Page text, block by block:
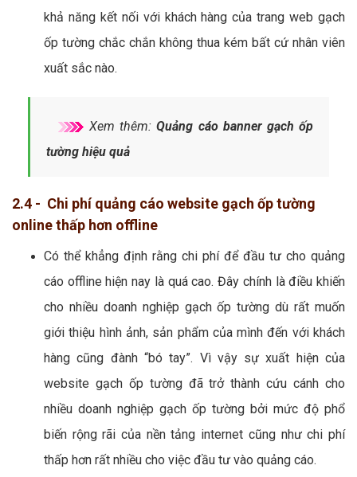
khả năng kết nối với khách hàng của trang web gạch
ốp tường chắc chắn không thua kém bất cứ nhân viên
xuất sắc nào.
Xem thêm:Quảng cáo banner gạch ốp
tường hiệu quả
2.4 - Chi phí quảng cáo website gạch ốp tường
online thấp hơn offline
Có thể khẳng định rằng chi phí để đầu tư cho quảng
cáo offline hiện nay là quá cao. Đây chính là điều khiến
cho nhiều doanh nghiệp gạch ốp tường dù rất muốn
giới thiệu hình ảnh, sản phẩm của mình đến với khách
hàng cũng đành “bó tay”. Vì vậy sự xuất hiện của
website gạch ốp tường đã trở thành cứu cánh cho
nhiều doanh nghiệp gạch ốp tường bởi mức độ phổ
biến rộng rãi của nền tảng internet cũng như chi phí
thấp hơn rất nhiều cho việc đầu tư vào quảng cáo.